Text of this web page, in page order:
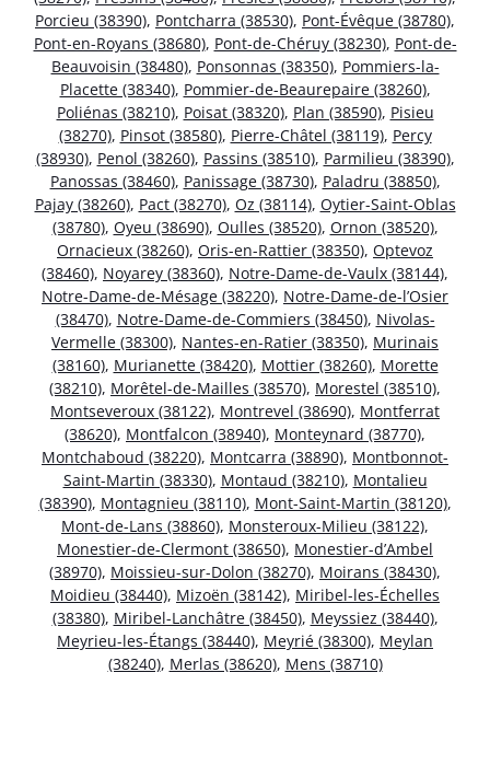
Porcieu (38390), Pontcharra (38530), Pont-Évêque (38780),
Pont-en-Royans (38680), Pont-de-Chéruy (38230), Pont-de-
Beauvoisin (38480), Ponsonnas (38350), Pommiers-la-
Placette (38340), Pommier-de-Beaurepaire (38260),
Poliénas (38210), Poisat (38320), Plan (38590), Pisieu
(38270), Pinsot (38580), Pierre-Châtel (38119), Percy
(38930), Penol (38260), Passins (38510), Parmilieu (38390),
Panossas (38460), Panissage (38730), Paladru (38850),
Pajay (38260), Pact (38270), Oz (38114), Oytier-Saint-Oblas
(38780), Oyeu (38690), Oulles (38520), Ornon (38520),
Ornacieux (38260), Oris-en-Rattier (38350), Optevoz
(38460), Noyarey (38360), Notre-Dame-de-Vaulx (38144),
Notre-Dame-de-Mésage (38220), Notre-Dame-de-l’Osier
(38470), Notre-Dame-de-Commiers (38450), Nivolas-
Vermelle (38300), Nantes-en-Ratier (38350), Murinais
(38160), Murianette (38420), Mottier (38260), Morette
(38210), Morêtel-de-Mailles (38570), Morestel (38510),
Montseveroux (38122), Montrevel (38690), Montferrat
(38620), Montfalcon (38940), Monteynard (38770),
Montchaboud (38220), Montcarra (38890), Montbonnot-
Saint-Martin (38330), Montaud (38210), Montalieu
(38390), Montagnieu (38110), Mont-Saint-Martin (38120),
Mont-de-Lans (38860), Monsteroux-Milieu (38122),
Monestier-de-Clermont (38650), Monestier-d’Ambel
(38970), Moissieu-sur-Dolon (38270), Moirans (38430),
Moidieu (38440), Mizoën (38142), Miribel-les-Échelles
(38380), Miribel-Lanchâtre (38450), Meyssiez (38440),
Meyrieu-les-Étangs (38440), Meyrié (38300), Meylan
(38240), Merlas (38620), Mens (38710)